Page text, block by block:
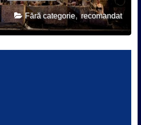
Fără categorie,recomandat